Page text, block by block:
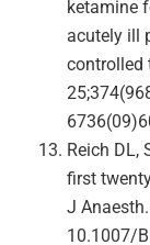
ketamine
acutely ill
controlled
Reich DL,
first
J
10.1007/